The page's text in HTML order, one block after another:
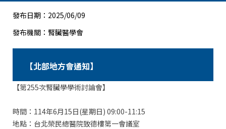
發布日期： 2025/06/09
發布機關： 腎臟醫學會
【北部地方會通知】
【第255次腎臟學學術討論會】
時間：114年6月15日(星期日) 09:00-11:15
地點：台北榮民總醫院致德樓第一會議室